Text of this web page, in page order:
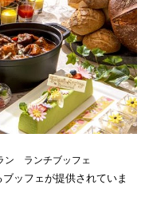
ン ランチブッフェ
ッフェが提供されていま